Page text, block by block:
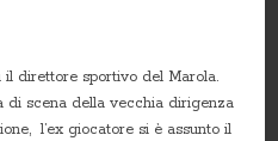
direttore sportivo del Marola.
di scena della vecchia dirigenza
l’ex giocatore si è assunto il